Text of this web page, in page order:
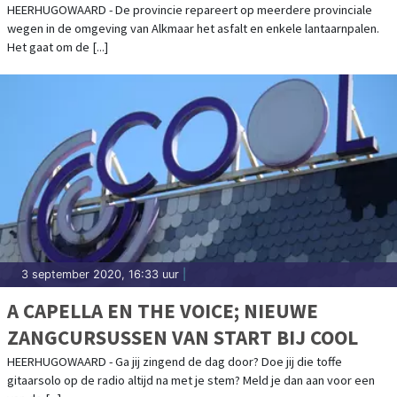
HEERHUGOWAARD - De provincie repareert op meerdere provinciale
wegen in de omgeving van Alkmaar het asfalt en enkele lantaarnpalen.
Het gaat om de [...]
3 september 2020, 16:33 uur
A CAPELLA EN THE VOICE; NIEUWE
ZANGCURSUSSEN VAN START BIJ COOL
HEERHUGOWAARD - Ga jij zingend de dag door? Doe jij die toffe
gitaarsolo op de radio altijd na met je stem? Meld je dan aan voor een